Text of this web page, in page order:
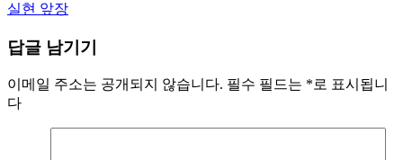
색
실현 앞장
답글 남기기
이메일 주소는 공개되지 않습니다. 필수 필드는 *로 표시됩니
다